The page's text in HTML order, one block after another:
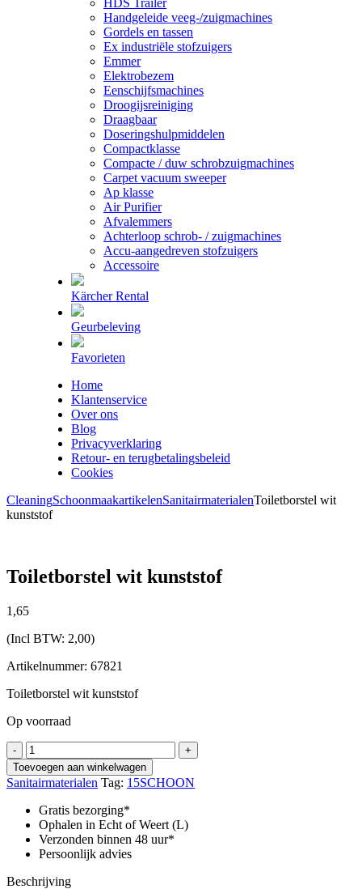
Handgeleide veeg-/zuigmachines
Gordels en tassen
Ex industriële stofzuigers
Emmer
Elektrobezem
Eenschijfsmachines
Droogijsreiniging
Draagbaar
Doseringshulpmiddelen
Compactklasse
Compacte / duw schrobzuigmachines
Carpet vacuum sweeper
Ap klasse
Air Purifier
Afvalemmers
Achterloop schrob- / zuigmachines
Accu-aangedreven stofzuigers
Accessoire
Kärcher Rental
Geurbeleving
Favorieten
Home
Klantenservice
Over ons
Blog
Privacyverklaring
Retour- en terugbetalingsbeleid
Cookies
CleaningSchoonmaakartikelenSanitairmaterialenToiletborstel wit
kunststof
Toiletborstel wit kunststof
1,65
(Incl BTW: 2,00)
Artikelnummer: 67821
Toiletborstel wit kunststof
Op voorraad
-
Toiletborstel
wit
kunststof
aantal
+
Toevoegen aan winkelwagen
Sanitairmaterialen Tag: 15SCHOON
Gratis bezorging*
Ophalen in Echt of Weert (L)
Verzonden binnen 48 uur*
Persoonlijk advies
Beschrijving